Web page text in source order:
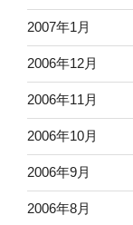
2007年1月
2006年12月
2006年11月
2006年10月
2006年9月
2006年8月